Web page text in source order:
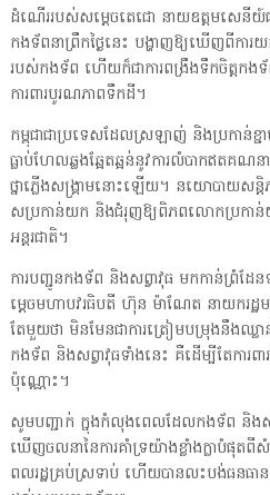
ដំណើររបស់សម្តេចតេជោ នាយឧត្តមសេនី
កងទ័ពនាព្រឹកថ្ងៃនេះ បង្ហាញឱ្យឃើញពីកា
របស់កងទ័ព ហើយក៏ជាការពង្រឹងទឹកចិត្តកងទ័
ការពារបូរណភាពទឹកដី។
កម្ពុជាជាប្រទេសដែលស្រឡាញ់ និងប្រកាន់ខ្
ធ្លាប់ហែលឆ្លងឆ្អែតឆ្អន់នូវការលំបាកឥតគណនា
ថ្នាភ្លើងសង្គ្រាមនោះឡើយ។ នយោបាយសន្តិភ
សប្រកាន់យក និងជំរុញឱ្យពិភពលោកប្រកាន់
អន្តរជាតិ។
ការបញ្ជូនកងទ័ព និងសព្វាវុធ មកកាន់ព្រំ
ម្តេចមហាបវរធិបតី ហ៊ុន ម៉ាណែត នាយករដ្ឋម
តែមួយថា មិនមែនជាការត្រៀមបម្រុងនឹង
កងទ័ព និងសព្វាវុធទាំងនេះ គឺដើម្បីតែការព
ប៉ុណ្ណោះ។
សូមបញ្ជាក់ ក្នុងកំលុងពេលដែលកងទ័ព និងសព្
ឃើញចលនានៃការគាំទ្រយ៉ាងខ្លាំងក្លាបំផុតពី
ពលរដ្ឋគ្រប់ស្រទាប់ ហើយបានលះបង់ធនធានឧ